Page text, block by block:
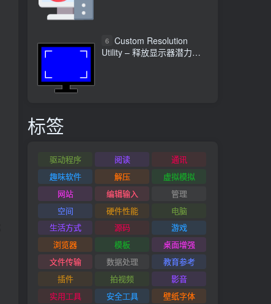
6 Custom Resolution
Utility – 释放显示器潜力自
标签
驱动程序 阅读
通讯
趣味软件
解压
虚拟模拟
网站
编辑输入
管理
空间
硬件性能
电脑
生活方式
源码
游戏
浏览器
模板
桌面增强
文件传输
数据处理
教育参考
插件
拍视频
影音
实用工具
安全工具
壁纸字体